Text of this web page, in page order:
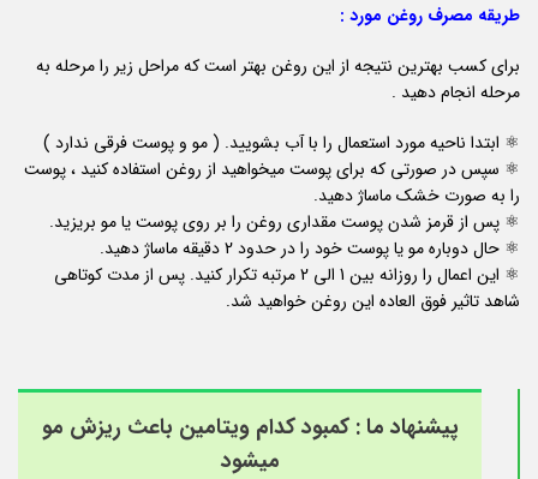
طریقه مصرف روغن مورد :
برای کسب بهترین نتیجه از این روغن بهتر است که مراحل زیر را مرحله به
مرحله انجام دهید .
⚛️ ابتدا ناحیه مورد استعمال را با آب بشویید. ( مو و پوست فرقی ندارد )
⚛️ سپس در صورتی که برای پوست میخواهید از روغن استفاده کنید ، پوست
را به صورت خشک ماساژ دهید.
⚛️ پس از قرمز شدن پوست مقداری روغن را بر روی پوست یا مو بریزید.
⚛️ حال دوباره مو یا پوست خود را در حدود 2 دقیقه ماساژ دهید.
⚛️ این اعمال را روزانه بین 1 الی 2 مرتبه تکرار کنید. پس از مدت کوتاهی
شاهد تاثیر فوق العاده این روغن خواهید شد.
پیشنهاد ما :کمبود کدام ویتامین باعث ریزش مو
میشود